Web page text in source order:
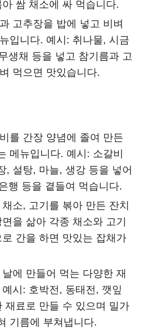
쌈 채소에 싸 먹습니다.
고추장을 밥에 넣고 비벼
입니다. 예시: 취나물, 시금
생채 등을 넣고 참기름과 고
먹으면 맛있습니다.
를 간장 양념에 졸여 만든
메뉴입니다. 예시: 소갈비
, 설탕, 마늘, 생강 등을 넣어
행 등을 곁들여 먹습니다.
소, 고기를 볶아 만든 잔치
을 삶아 각종 채소와 고기
간을 하면 맛있는 잡채가
에 만들어 먹는 다양한 재
시: 호박전, 동태전, 깻잎
재료로 만들 수 있으며 밀가
기름에 부쳐냅니다.